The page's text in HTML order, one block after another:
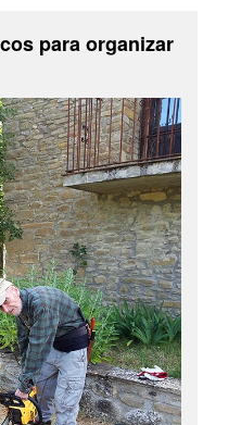
para organizar